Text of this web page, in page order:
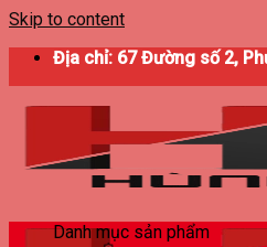
Skip to content
Địa chỉ: 67 Đường số 2,
Danh mục sản phẩm